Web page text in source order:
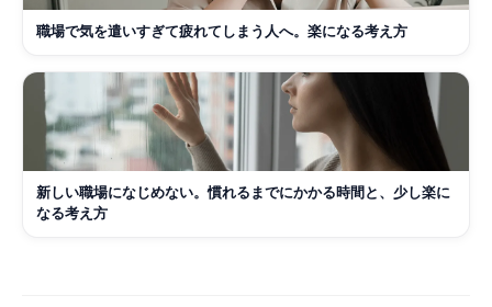
職場で気を遣いすぎて疲れてしまう人へ。楽になる考え方
新しい職場になじめない。慣れるまでにかかる時間と、少し楽に
なる考え方